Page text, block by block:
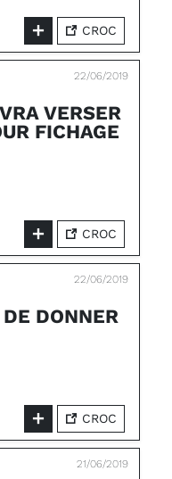
CROC
22/06/2019
VERSER
FICHAGE
CROC
22/06/2019
DONNER
CROC
21/06/2019